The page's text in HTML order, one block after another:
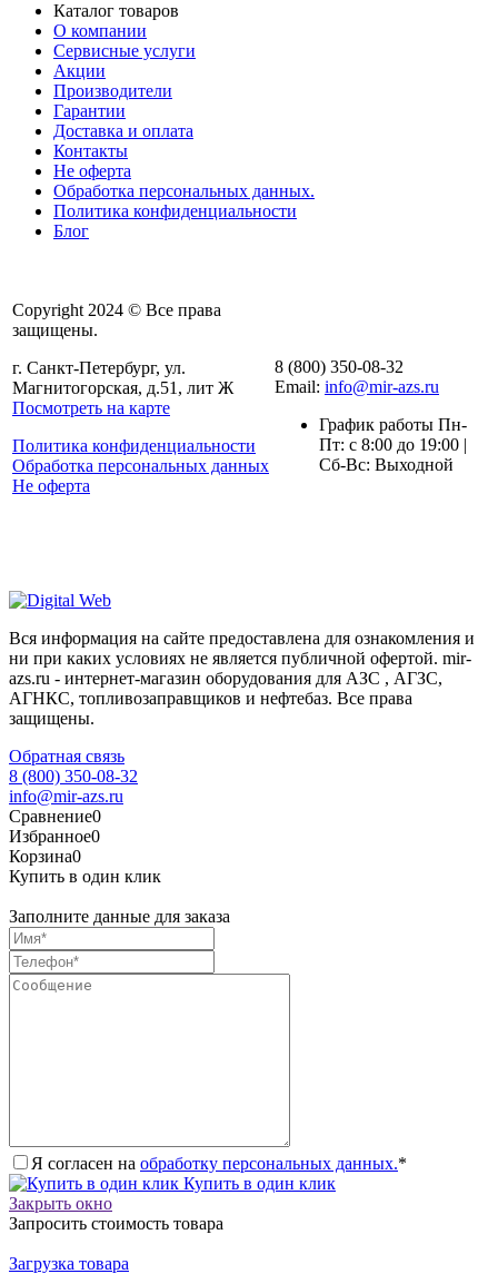
Каталог товаров
О компании
Сервисные услуги
Акции
Производители
Гарантии
Доставка и оплата
Контакты
Не оферта
Обработка персональных данных.
Политика конфиденциальности
Блог
Copyright 2024 © Все права
защищены.
г. Санкт-Петербург, ул.
Магнитогорская, д.51, лит Ж
Посмотреть на карте
Политика конфиденциальности
Обработка персональных данных
Не оферта
8 (800) 350-08-32
Email: info@mir-azs.ru
График работы Пн-
Пт: с 8:00 до 19:00 |
Сб-Вс: Выходной
Вся информация на сайте предоставлена для ознакомления и
ни при каких условиях не является публичной офертой. mir-
azs.ru - интернет-магазин оборудования для АЗС , АГЗС,
АГНКС, топливозаправщиков и нефтебаз. Все права
защищены.
Обратная связь
8 (800) 350-08-32
info@mir-azs.ru
Сравнение0
Избранное0
Корзина0
Купить в один клик
Заполните данные для заказа
Я согласен на обработку персональных данных.*
Купить в один клик
Закрыть окно
Запросить стоимость товара
Загрузка товара